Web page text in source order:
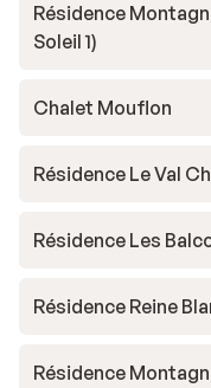
Résidence
Soleil 1)
Chalet Mouflon
Résidence Le Val
Résidence Les
Résidence Reine
Résidence